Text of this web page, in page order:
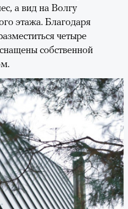
а вид на Волгу
этажа. Благодаря
четыре
собственной